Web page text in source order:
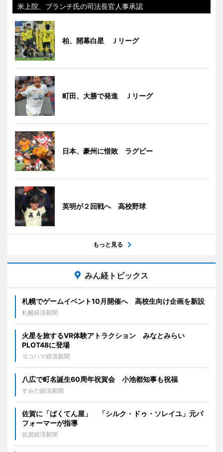
米上院、ブランチ氏の司法長官人事承認
柏、開幕白星 Ｊリーグ
町田、大勝で発進 Ｊリーグ
日本、豪州に惜敗 ラグビー
英明が２回戦へ 高校野球
もっと見る
みん経トピックス
札幌でゲームイベント10月開催へ 高校生向け企画を新設
札幌経済新聞
火星を旅するVR体験アトラクション みなとみらい
PLOT48に登場
ヨコハマ経済新聞
八広で町名誕生60周年祝賀会 小池都知事も祝福
すみだ経済新聞
佐賀に「ばくてん屋」 「シルク・ドゥ・ソレイユ」元パ
フォーマーが指導
佐賀経済新聞